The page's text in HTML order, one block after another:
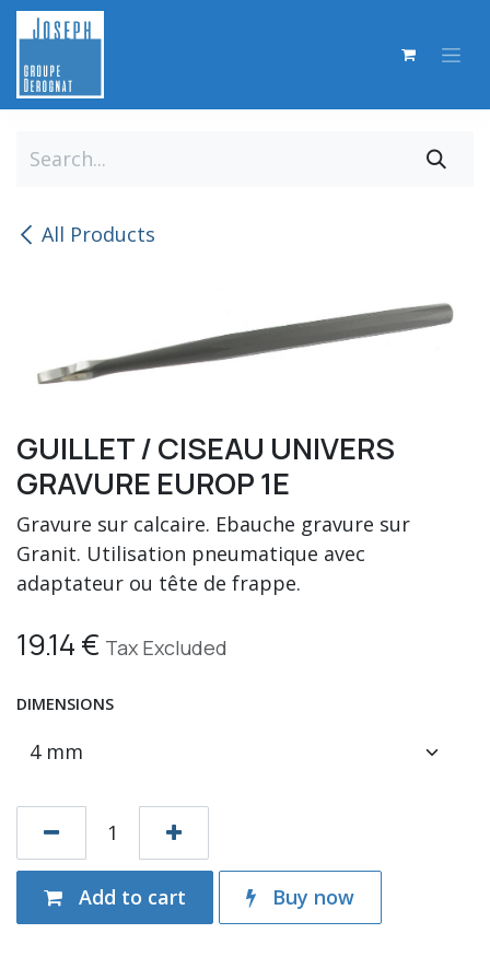
Skip to Content
All Products
GUILLET / CISEAU UNIVERS
GRAVURE EUROP 1E
Gravure sur calcaire. Ebauche gravure sur
Granit. Utilisation pneumatique avec
adaptateur ou tête de frappe.
19.14€ Tax Excluded
DIMENSIONS
Add to cart Buy now